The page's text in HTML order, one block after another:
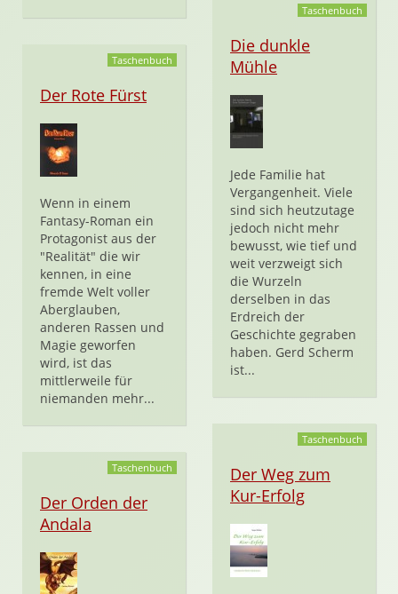
Taschenbuch
Der Rote Fürst
Wenn in einem
Fantasy-Roman ein
Protagonist aus der
"Realität" die wir
kennen, in eine
fremde Welt voller
Aberglauben,
anderen Rassen und
Magie geworfen
wird, ist das
mittlerweile für
niemanden mehr...
Taschenbuch
Die dunkle
Mühle
Jede Familie hat
Vergangenheit. Viele
sind sich heutzutage
jedoch nicht mehr
bewusst, wie tief und
weit verzweigt sich
die Wurzeln
derselben in das
Erdreich der
Geschichte gegraben
haben. Gerd Scherm
ist...
Taschenbuch
Der Orden der
Andala
Taschenbuch
Der Weg zum
Kur-Erfolg